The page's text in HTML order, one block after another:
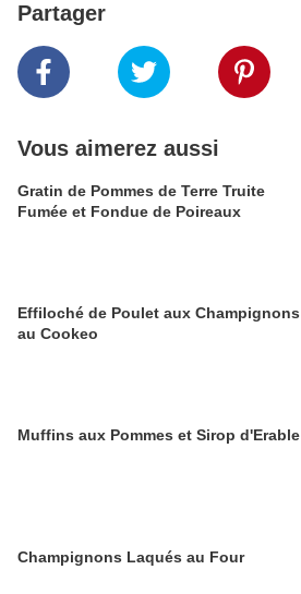
Partager
Vous aimerez aussi
Gratin de Pommes de Terre Truite
Fumée et Fondue de Poireaux
Effiloché de Poulet aux Champignons
au Cookeo
Muffins aux Pommes et Sirop d'Erable
Champignons Laqués au Four